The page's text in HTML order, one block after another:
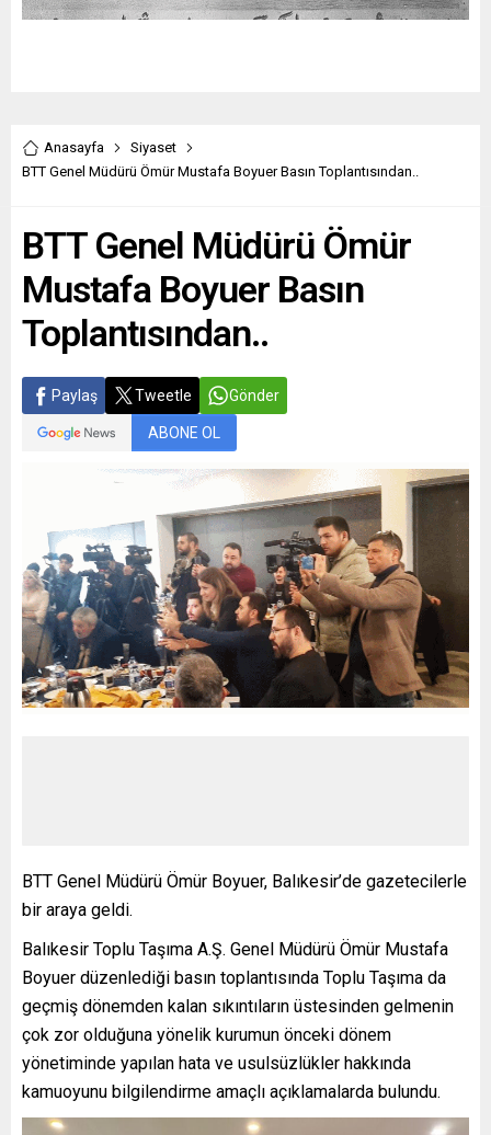
Anasayfa
Siyaset
BTT Genel Müdürü Ömür Mustafa Boyuer Basın Toplantısından..
BTT Genel Müdürü Ömür
Mustafa Boyuer Basın
Toplantısından..
Paylaş Tweetle Gönder
ABONE OL
BTT Genel Müdürü Ömür Boyuer, Balıkesir’de gazetecilerle
bir araya geldi.
Balıkesir Toplu Taşıma A.Ş. Genel Müdürü Ömür Mustafa
Boyuer düzenlediği basın toplantısında Toplu Taşıma da
geçmiş dönemden kalan sıkıntıların üstesinden gelmenin
çok zor olduğuna yönelik kurumun önceki dönem
yönetiminde yapılan hata ve usulsüzlükler hakkında
kamuoyunu bilgilendirme amaçlı açıklamalarda bulundu.